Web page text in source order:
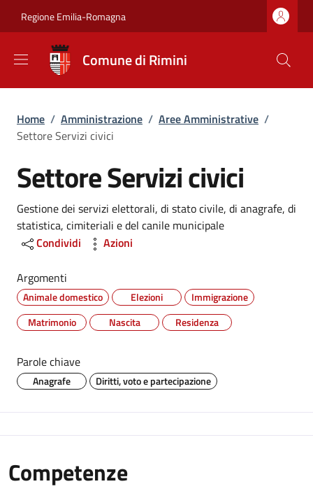
Regione Emilia-Romagna
Comune di Rimini
Briciole di pane
Home / Amministrazione / Aree Amministrative /
Settore Servizi civici
Settore Servizi civici
Dettagli
Gestione dei servizi elettorali, di stato civile, di anagrafe, di
statistica, cimiteriali e del canile municipale
Condividi
Azioni
Argomenti
Animale domestico Elezioni
Immigrazione
Matrimonio
Nascita Residenza
Parole chiave
Anagrafe Diritti, voto e partecipazione
Competenze